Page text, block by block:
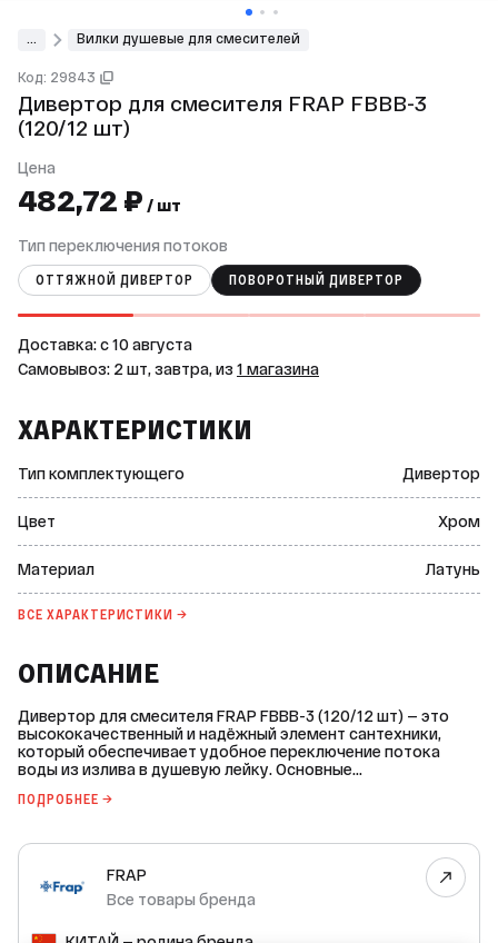
... Вилки душевые для смесителей
Код: 29843
Дивертор для смесителя FRAP FBBB-3
(120/12 шт)
Цена
482,72 ₽ / шт
Тип переключения потоков
ОТТЯЖНОЙ ДИВЕРТОР ПОВОРОТНЫЙ ДИВЕРТОР
Доставка: c 10 августа
Самовывоз: 2 шт, завтра, из 1 магазина
ХАРАКТЕРИСТИКИ
Тип комплектующего Дивертор
Цвет Хром
Материал Латунь
ВСЕ ХАРАКТЕРИСТИКИ →
ОПИСАНИЕ
Дивертор для смесителя FRAP FBBB-3 (120/12 шт) — это
высококачественный и надёжный элемент сантехники,
который обеспечивает удобное переключение потока
воды из излива в душевую лейку. Основные
хром. * Материал: латунь. * Тип переключения потоков:
Диаметр резьбы подключения: 3/4" ВР // 1/2" НР // 3/4" НР. *
Максимальная рабочая температура: +75 °C. * Срок
эксплуатации: 3 года. * Гарантия производителя: 1 год.
Дивертор FRAP FBBB-3 изготовлен из прочной латуни, что
обеспечивает его долговечность и устойчивость к
коррозии. Хромовое покрытие придаёт изделию
ПОДРОБНЕЕ →
FRAP
Все товары бренда